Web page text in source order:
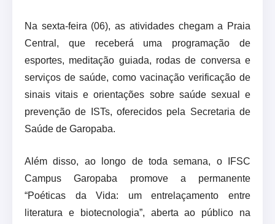
Na sexta-feira (06), as atividades chegam a Praia
Central, que receberá uma programação de
esportes, meditação guiada, rodas de conversa e
serviços de saúde, como vacinação verificação de
sinais vitais e orientações sobre saúde sexual e
prevenção de ISTs, oferecidos pela Secretaria de
Saúde de Garopaba.
Além disso, ao longo de toda semana, o IFSC
Campus Garopaba promove a permanente
“Poéticas da Vida: um entrelaçamento entre
literatura e biotecnologia”, aberta ao público na